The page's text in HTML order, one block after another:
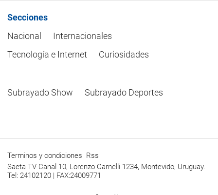
Secciones
Nacional
Internacionales
Tecnología e Internet
Curiosidades
Subrayado Show Subrayado Deportes
Terminos y condiciones Rss
Saeta TV Canal 10, Lorenzo Carnelli 1234, Montevido, Uruguay.
Tel: 24102120 | FAX:24009771